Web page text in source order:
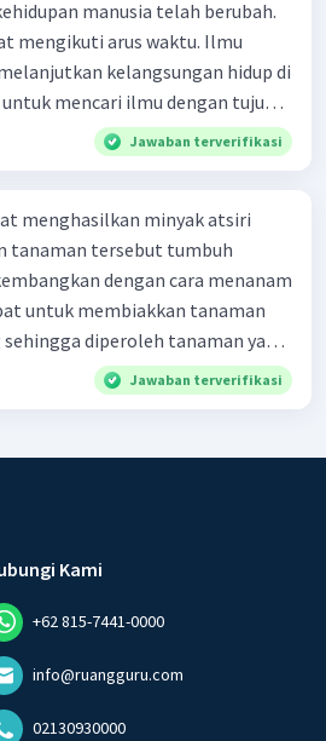
Jawaban terverifikasi
menghasilkan minyak atsiri
tanaman tersebut tumbuh
dengan cara menanam
untuk membiakkan tanaman
diperoleh tanaman yang
cepat B. kultur jaringan agar
induknya dalam waktu cepat C.
cendana yang memiliki
Jawaban terverifikasi
Kami
+62 815-7441-0000
info@ruangguru.com
02130930000